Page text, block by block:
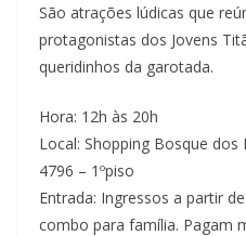
São atrações lúdicas que
protagonistas dos Jovens
queridinhos da garotada.
Hora: 12h às 20h
Local: Shopping Bosque dos
4796 – 1ºpiso
Entrada: Ingressos a partir
combo para família. Pagam